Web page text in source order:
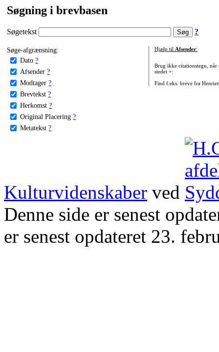
Søgning i brevbasen
Søgetekst ?
Søge-afgrænsning:
Dato ?
Afsender ?
Modtager ?
Brevtekst ?
Herkomst ?
Original Placering ?
Metatekst ?
Hjælp til Afsender:
Brug ikke citationstegn, når
stedet +:
Find f.eks. breve fra
Kulturvidenskaber ved
Denne side er senest
er senest opdateret 23.